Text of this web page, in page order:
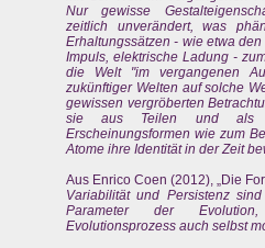
Nur gewisse
zeitlich unverändert, was
Erhaltungssätzen - wie etwa
Impuls, elektrische Ladung -
die Welt "im vergangenen
zukünftiger Welten auf solche
gewissen vergröberten
sie aus Teilen und als
Erscheinungsformen wie zum
Atome ihre Identität in der Zeit
Aus Enrico Coen (2012), „Die
Variabilität und Persistenz
Parameter der
Evolutionsprozess auch selbst